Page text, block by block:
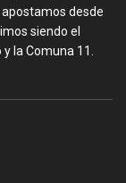
desde
siendo el
la Comuna 11.